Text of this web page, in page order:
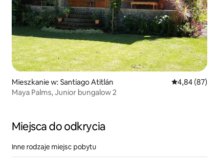
Mieszkanie w: Santiago Atitlán Średnia
4,84 (87)
Maya Palms, Junior bungalow 2
Miejsca do odkrycia
Inne rodzaje miejsc pobytu